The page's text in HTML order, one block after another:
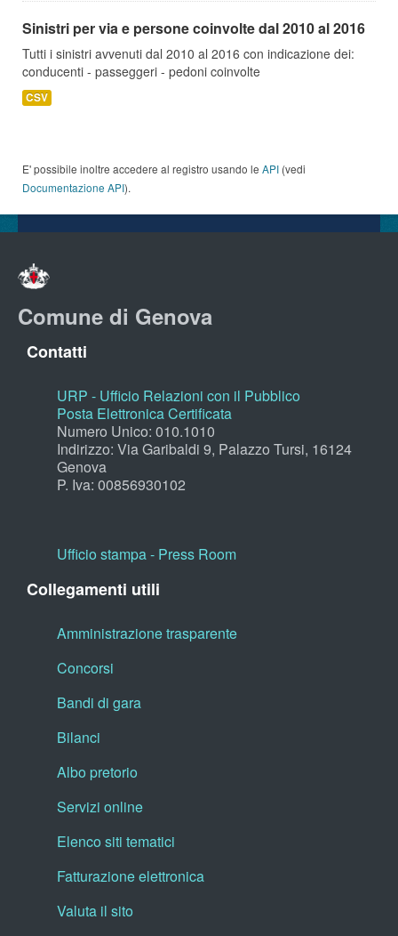
Sinistri per via e persone coinvolte dal 2010 al 2016
Tutti i sinistri avvenuti dal 2010 al 2016 con indicazione dei:
conducenti - passeggeri - pedoni coinvolte
CSV
E' possibile inoltre accedere al registro usando le API (vedi
Documentazione API).
Comune di Genova
Contatti
URP - Ufficio Relazioni con il Pubblico
Posta Elettronica Certificata
Numero Unico: 010.1010
Indirizzo: Via Garibaldi 9, Palazzo Tursi, 16124
Genova
P. Iva: 00856930102
Ufficio stampa - Press Room
Collegamenti utili
Amministrazione trasparente
Concorsi
Bandi di gara
Bilanci
Albo pretorio
Servizi online
Elenco siti tematici
Fatturazione elettronica
Valuta il sito